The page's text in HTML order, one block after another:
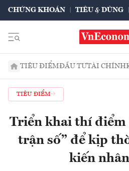
CHỨNG KHOÁN TIÊU & DÙNG
TIÊU ĐIỂMĐẦU TƯTÀI CHÍNH
TIÊU ĐIỂM
Triển khai thí điểm
trận số” để kịp
kiến